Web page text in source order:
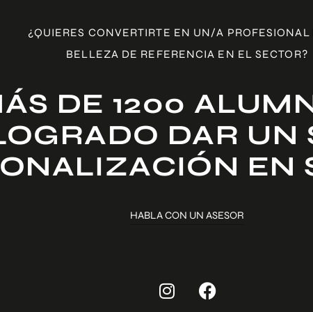
¿QUIERES CONVERTIRTE EN UN/A PROFESIONAL
BELLEZA DE REFERENCIA EN EL SECTOR?
DE 1200
DAR UN
EN
HABLA CON UN ASESOR